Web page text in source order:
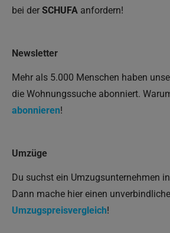
bei der SCHUFA anfordern!
Newsletter
Mehr als 5.000 Menschen haben
die Wohnungssuche abonniert.
abonnieren!
Umzüge
Du suchst ein Umzugsunternehmen
Dann mache hier einen
Umzugspreisvergleich!